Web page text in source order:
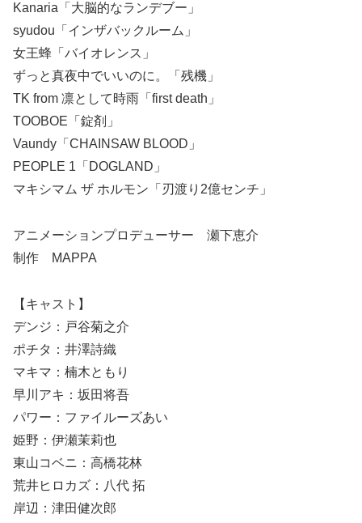
Kanaria「大脳的なランデブー」
syudou「インザバックルーム」
女王蜂「バイオレンス」
ずっと真夜中でいいのに。「残機」
TK from 凛として時雨「first death」
TOOBOE「錠剤」
Vaundy「CHAINSAW BLOOD」
PEOPLE 1「DOGLAND」
マキシマム ザ ホルモン「刃渡り2億センチ」
アニメーションプロデューサー 瀬下恵介
制作 MAPPA
【キャスト】
デンジ：戸谷菊之介
ポチタ：井澤詩織
マキマ：楠木ともり
早川アキ：坂田将吾
パワー：ファイルーズあい
姫野：伊瀬茉莉也
東山コベニ：高橋花林
荒井ヒロカズ：八代 拓
岸辺：津田健次郎